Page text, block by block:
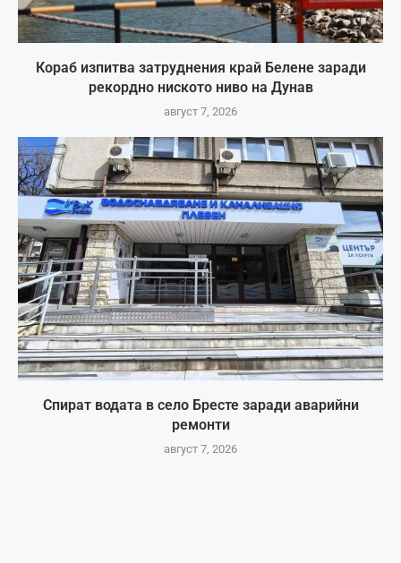
Кораб изпитва затруднения край Белене заради
рекордно ниското ниво на Дунав
август 7, 2026
Спират водата в село Бресте заради аварийни
ремонти
август 7, 2026